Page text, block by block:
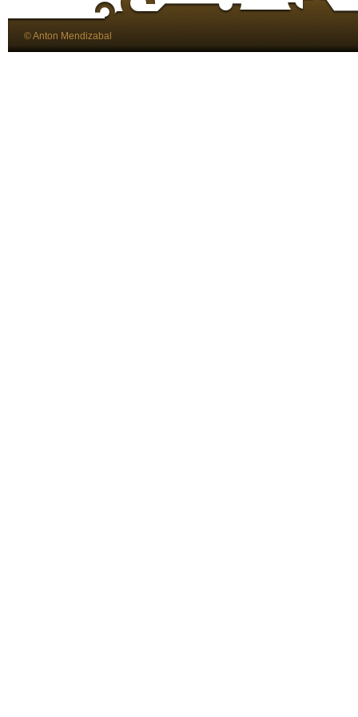
© Anton Mendizabal